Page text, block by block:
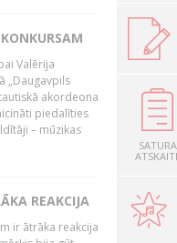
Valērija
„Daugavpils
akordeona
piedalīties
– mūzikas
REAKCIJA
ir ātrāka reakcija
SATURA